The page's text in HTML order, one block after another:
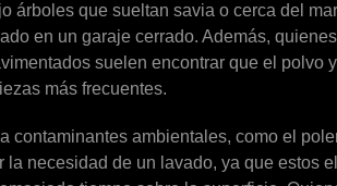
árboles que sueltan savia o cerca del
en un garaje cerrado. Además,
suelen encontrar que el polvo
más frecuentes.
contaminantes ambientales, como el
la necesidad de un lavado, ya que estos